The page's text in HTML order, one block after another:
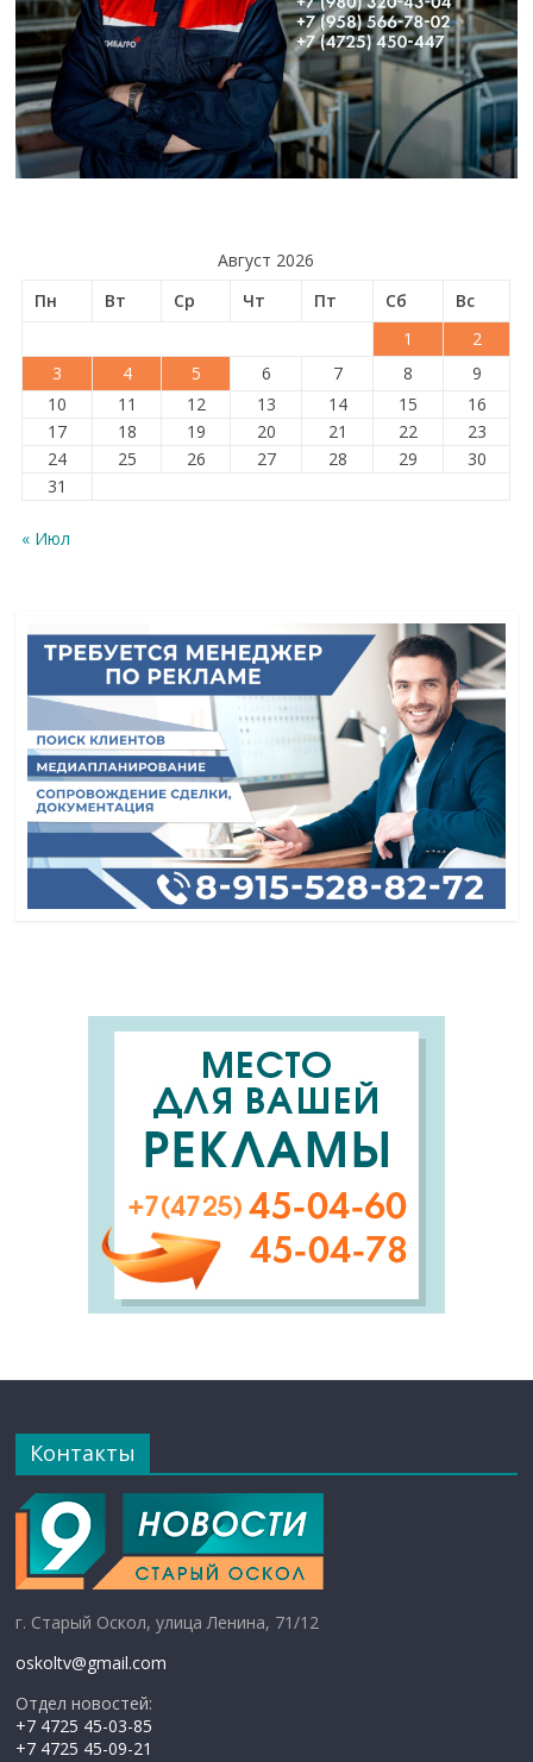
Август 2026
Пн
Вт Ср Чт Пт Сб
Вс
1
2
3
4 5 6 7 8
9
10
11 12 13 14 15
16
17
18 19 20 21 22
23
24
25 26 27 28 29
30
31
« Июл
Контакты
г. Старый Оскол, улица Ленина, 71/12
oskoltv@gmail.com
Отдел новостей:
+7 4725 45-03-85
+7 4725 45-09-21